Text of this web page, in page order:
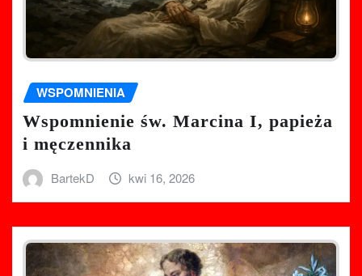
WSPOMNIENIA
Wspomnienie św. Marcina I, papieża
i męczennika
BartekD kwi 16, 2026